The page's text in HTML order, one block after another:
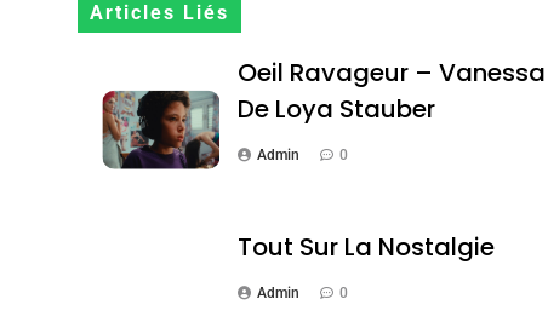
Articles Liés
Oeil Ravageur – Vanessa
De Loya Stauber
Admin 0
Tout Sur La Nostalgie
Admin 0
2
«Tu Dis Génocide, Je